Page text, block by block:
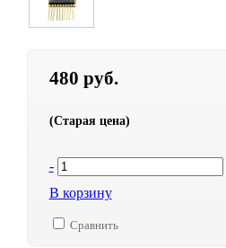
480 руб.
(Старая цена)
-
В корзину
Сравнить